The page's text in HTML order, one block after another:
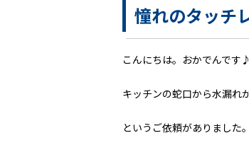
憧れのタッチ
こんにちは。おかでんです♪
キッチンの蛇口から水漏れ
というご依頼がありました。